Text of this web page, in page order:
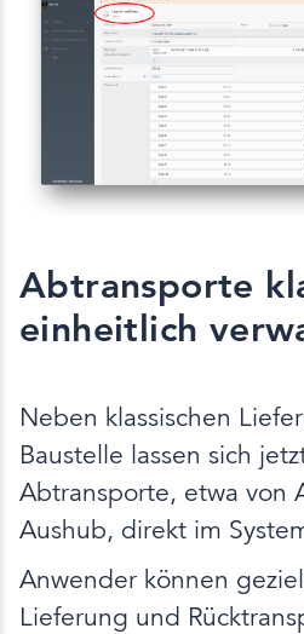
Abtransporte
einheitlich
Neben klassischen
Baustelle lassen sich
Abtransporte, etwa von
Aushub, direkt im
Anwender können
Lieferung und